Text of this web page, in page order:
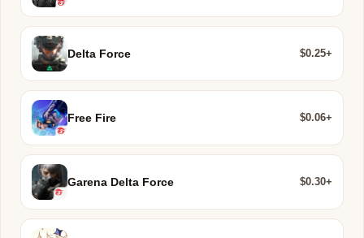
Delta Force $0.25+
Free Fire $0.06+
Garena Delta Force $0.30+